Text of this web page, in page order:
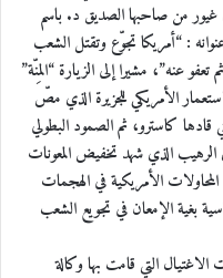
من صاحبها الصديق د. باسم
: “أمريكا تجوّع وتقتل الشعب
عنه”، مشيرا إلى الزيارة “المِنّة”
الأمريكي للجزيرة الذي مصّ
قادها كاسترو، ثم الصمود البطولي
الرهيب الذي شهد تخفيض المعونات
شهد العديد من المحاولات الأمريكية في الهجمات
بغية الإمعان في تجويع الشعب
التي قامت بها وكالة